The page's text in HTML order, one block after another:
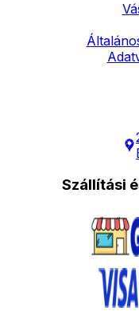
Szállítási